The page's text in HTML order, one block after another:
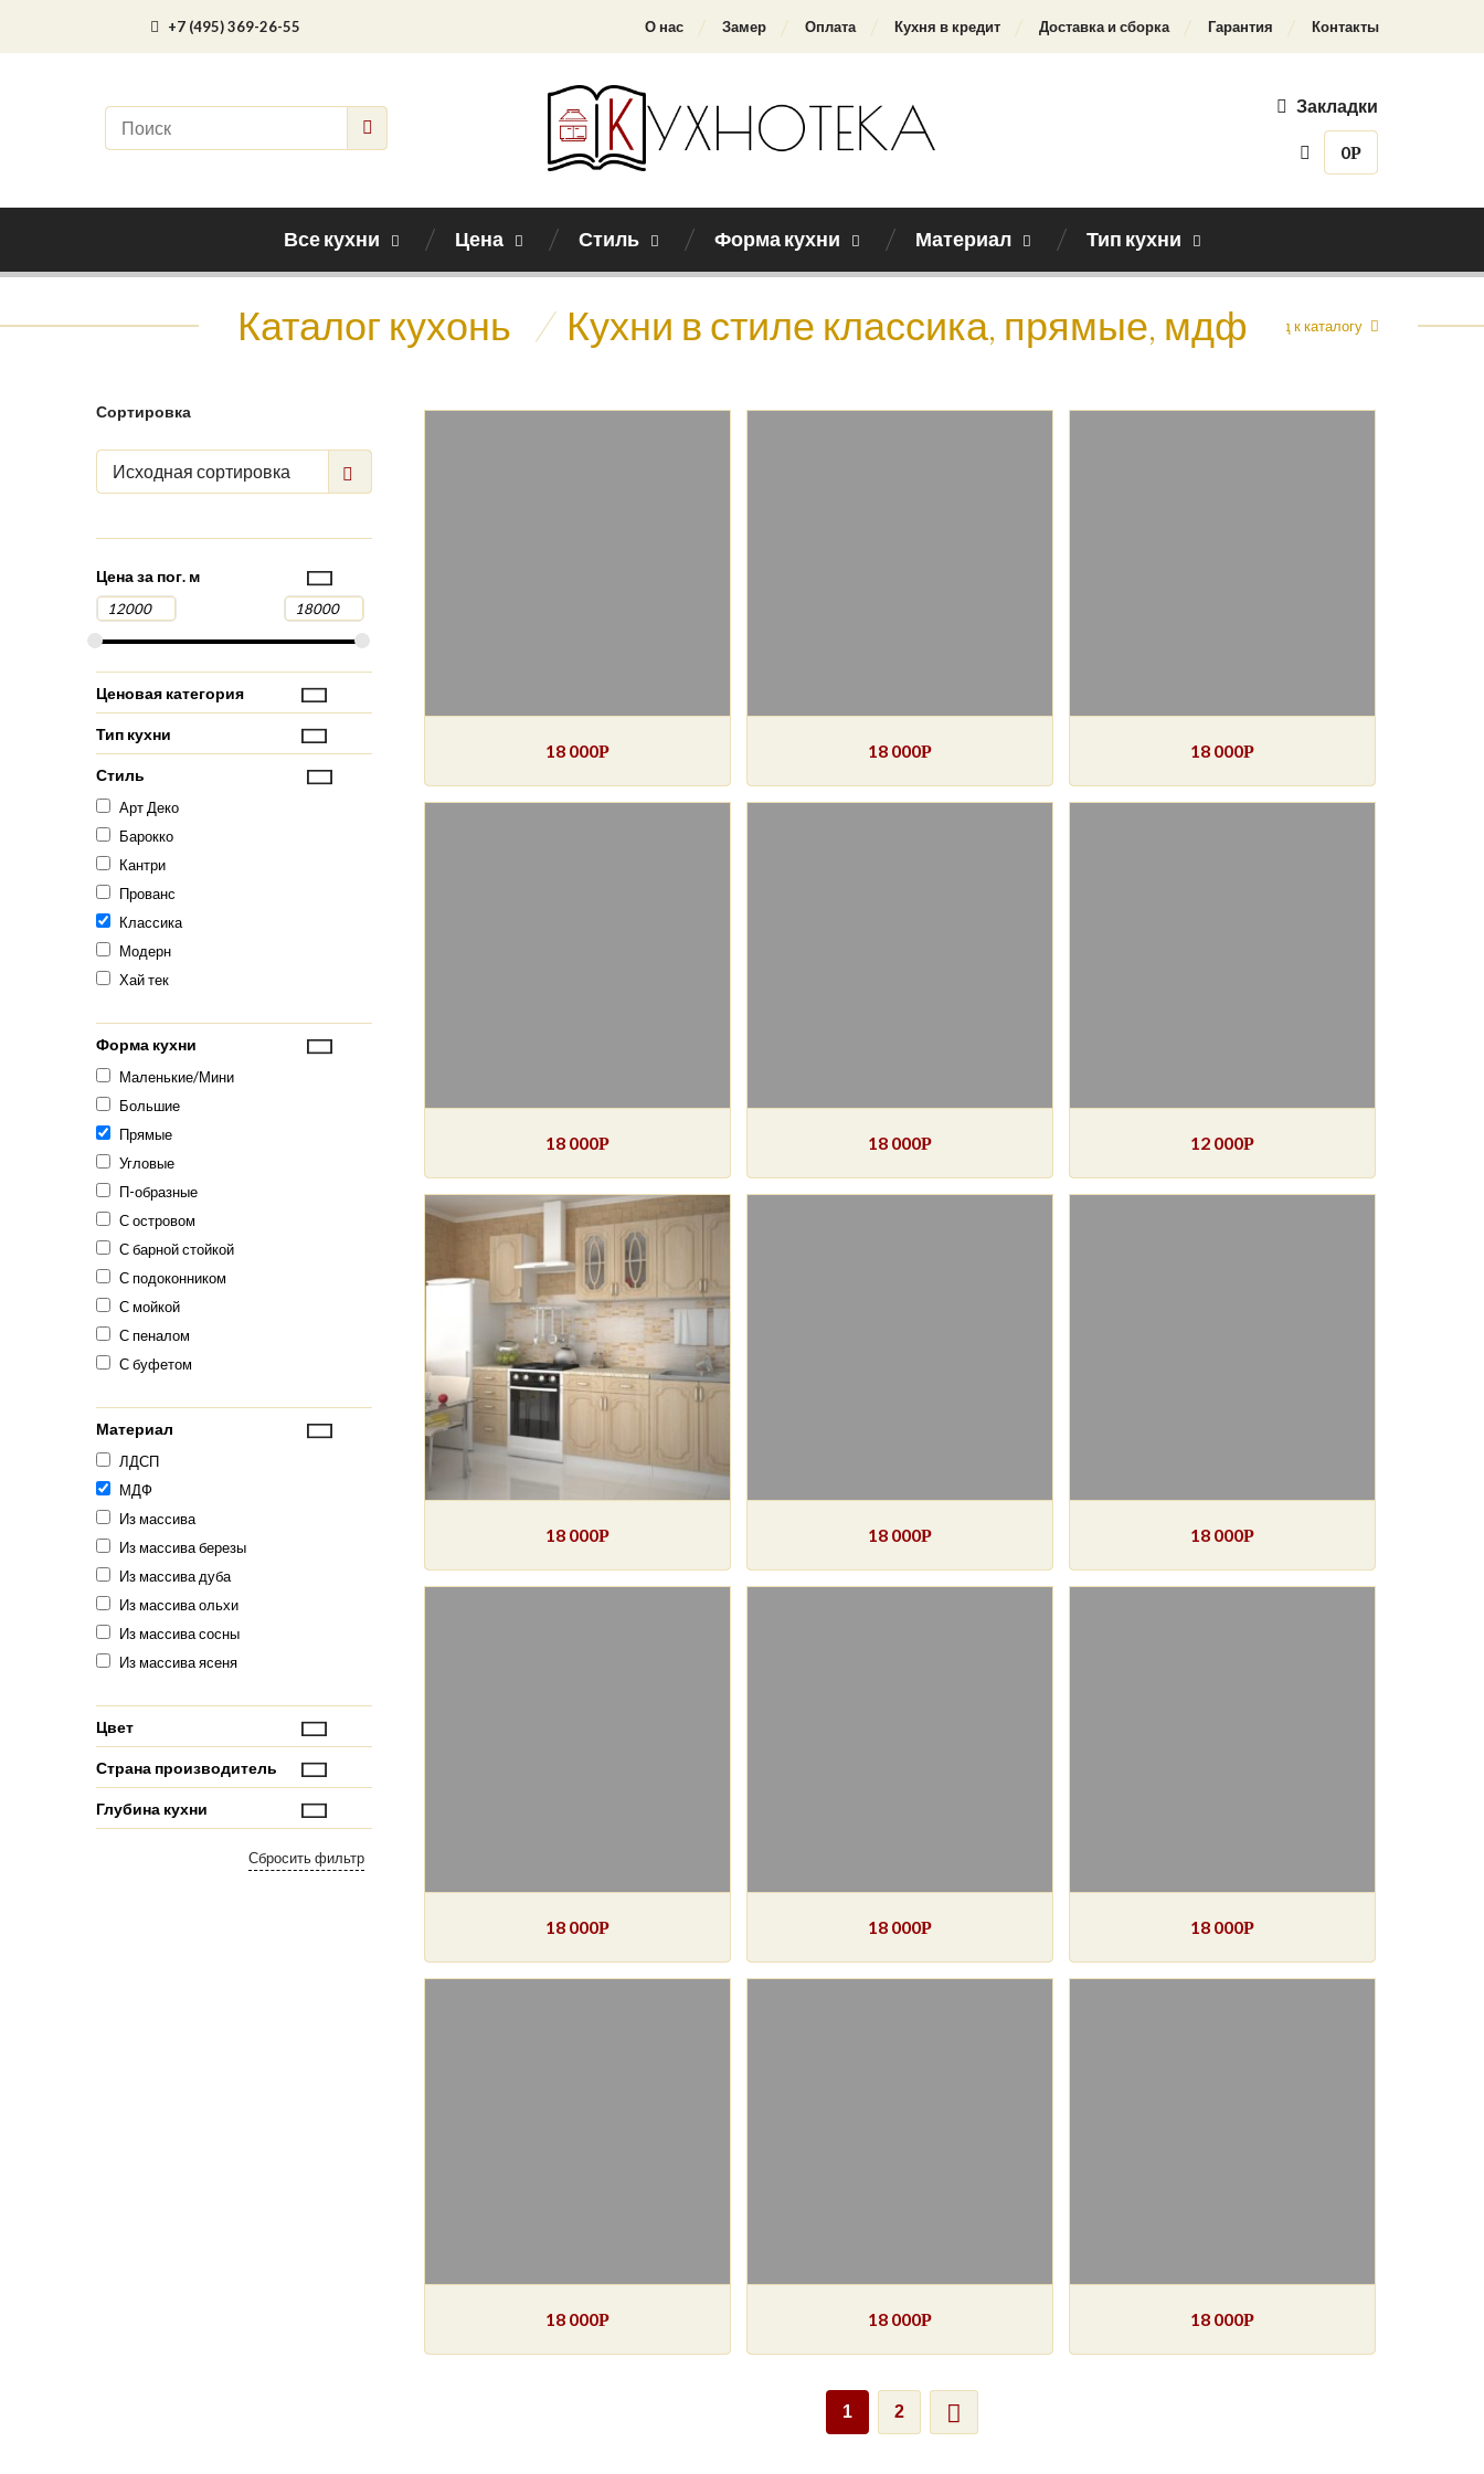
+7 (495) 369-26-55 О нас Замер Оплата Кухня в кредит Доставка и сборка Гарантия Контакты
Закладки
0Р
Все кухни Цена Стиль Форма кухни Материал Тип кухни
Каталог кухонь / Кухни в стиле классика, прямые, мдф Назад к каталогу
18 000Р 18 000Р 18 000Р
18 000Р 18 000Р 12 000Р
18 000Р 18 000Р 18 000Р
18 000Р 18 000Р 18 000Р
18 000Р 18 000Р 18 000Р
1 2
Сортировка
Исходная сортировка
Цена за пог. м
Ценовая категория
Тип кухни
Стиль
Арт Деко
Барокко
Кантри
Прованс
Классика
Модерн
Хай тек
Форма кухни
Маленькие/Мини
Большие
Прямые
Угловые
П-образные
С островом
С барной стойкой
С подоконником
С мойкой
С пеналом
С буфетом
Материал
ЛДСП
МДФ
Из массива
Из массива березы
Из массива дуба
Из массива ольхи
Из массива сосны
Из массива ясеня
Цвет
Страна производитель
Глубина кухни